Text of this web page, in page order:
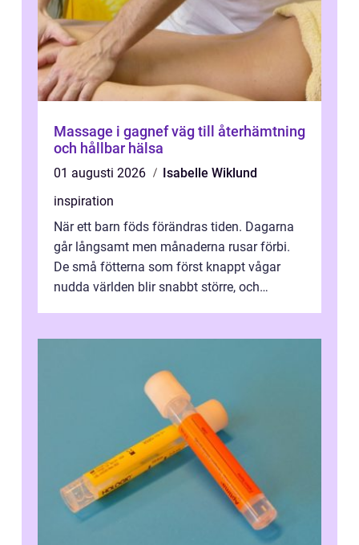
Massage i gagnef väg till återhämtning
och hållbar hälsa
01 augusti 2026
Isabelle Wiklund
inspiration
När ett barn föds förändras tiden. Dagarna
går långsamt men månaderna rusar förbi.
De små fötterna som först knappt vågar
nudda världen blir snabbt större, och